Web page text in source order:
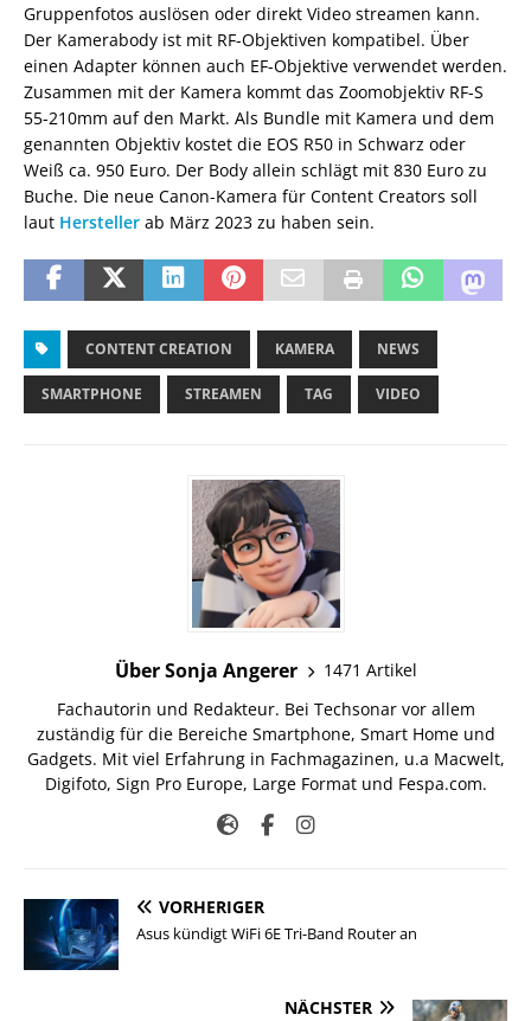
Gruppenfotos auslösen oder direkt Video streamen kann.
Der Kamerabody ist mit RF-Objektiven kompatibel. Über
einen Adapter können auch EF-Objektive verwendet werden.
Zusammen mit der Kamera kommt das Zoomobjektiv RF-S
55-210mm auf den Markt. Als Bundle mit Kamera und dem
genannten Objektiv kostet die EOS R50 in Schwarz oder
Weiß ca. 950 Euro. Der Body allein schlägt mit 830 Euro zu
Buche. Die neue Canon-Kamera für Content Creators soll
laut Hersteller ab März 2023 zu haben sein.
CONTENT CREATION KAMERA NEWS
SMARTPHONE STREAMEN TAG VIDEO
Über Sonja Angerer
1471 Artikel
Fachautorin und Redakteur. Bei Techsonar vor allem
zuständig für die Bereiche Smartphone, Smart Home und
Gadgets. Mit viel Erfahrung in Fachmagazinen, u.a Macwelt,
Digifoto, Sign Pro Europe, Large Format und Fespa.com.
VORHERIGER
Asus kündigt WiFi 6E Tri-Band Router an
NÄCHSTER